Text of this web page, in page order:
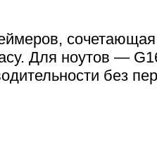
Для ноутов —
без